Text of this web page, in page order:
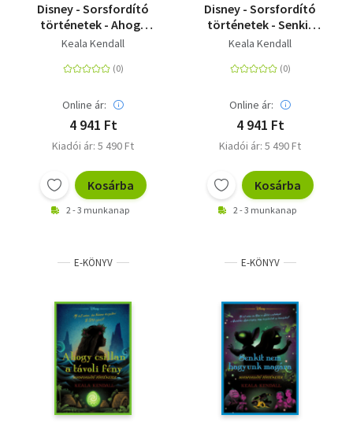
Disney - Sorsfordító
történetek - Ahogy
csillan a távoli fény
Keala Kendall
Online ár:
4 941 Ft
Kiadói ár: 5 490 Ft
Kosárba
2 - 3 munkanap
Disney - Sorsfordító
történetek - Senkit
nem hagyunk magára
Keala Kendall
Online ár:
4 941 Ft
Kiadói ár: 5 490 Ft
Kosárba
2 - 3 munkanap
E-KÖNYV E-KÖNYV